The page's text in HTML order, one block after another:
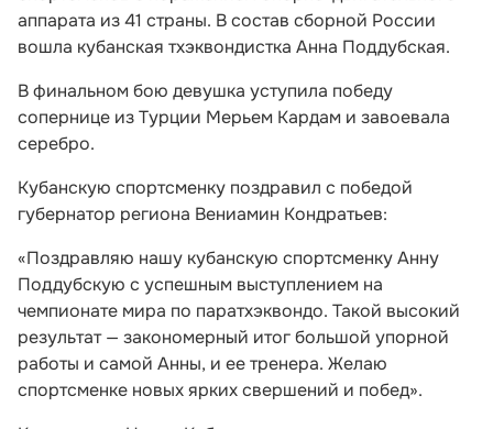
аппарата из 41 страны. В состав сборной России
вошла кубанская тхэквондистка Анна Поддубская.
В финальном бою девушка уступила победу
сопернице из Турции Мерьем Кардам и завоевала
серебро.
Кубанскую спортсменку поздравил с победой
губернатор региона Вениамин Кондратьев:
«Поздравляю нашу кубанскую спортсменку Анну
Поддубскую с успешным выступлением на
чемпионате мира по паратхэквондо. Такой высокий
результат — закономерный итог большой упорной
работы и самой Анны, и ее тренера. Желаю
спортсменке новых ярких свершений и побед».